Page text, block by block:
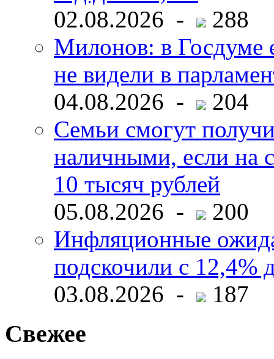
02.08.2026 -
288
Милонов: в Госдуме
не видели в
04.08.2026 -
204
Семьи смогут
наличными, если на
10 тысяч рублей
05.08.2026 -
200
Инфляционные
подскочили с 12,4%
03.08.2026 -
187
Свежее